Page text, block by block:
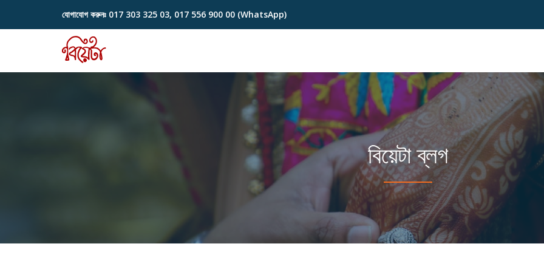
Skip
যোগাযোগ করুনঃ 017 303 325 03, 017 556 900 00 (WhatsApp)
বিয়েটা ব্লগ